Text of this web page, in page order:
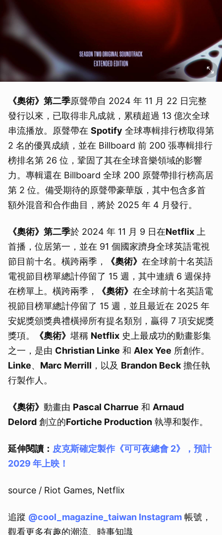
《奧術》第二季原聲帶自 2024 年 11 月 22 日完整
發行以來，已取得非凡成就，累積超過 13 億次全球
串流播放。原聲帶在 Spotify 全球專輯排行榜取得第
2 名的優異成績，並在 Billboard 前 200 張專輯排行
榜排名第 26 位，鞏固了其在全球音樂領域的影響
力。專輯還在 Billboard 全球 200 原聲帶排行榜高居
第 2 位。備受期待的原聲帶豪華版，其中包含多首
額外混音和合作曲目，將於 2025 年 4 月發行。
《奧術》第二季於 2024 年 11 月 9 日在Netflix 上
首播，位居第一，並在 91 個國家躋身全球英語電視
節目前十名。橫跨兩季，
《奧術》 在全球前十名英語
電視節目榜單總計停留了 15 週，其中連續 6 週保持
在榜單上。橫跨兩季，
《奧術》 在全球前十名英語電
視節目榜單總計停留了 15 週，並且最近在 2025 年
安妮獎頒獎典禮橫掃所有提名類別，贏得 7 項安妮獎
獎項。
《奧術》 堪稱 Netflix 史上最成功的動畫影集
之一，是由 Christian Linke 和 Alex Yee 所創作。
Linke、 Marc Merrill ，以及 Brandon Beck 擔任執
行製作人。
《奧術》 動畫由 Pascal Charrue 和 Arnaud
Delord 創立的Fortiche Production 執導和製作。
延伸閱讀： 皮克斯確定製作《可可夜總會 2》，預計
2029 年上映！
source / Riot Games, Netflix
追蹤 @cool_magazine_taiwan Instagram 帳號，
觀看更多有趣的潮流、時事知識